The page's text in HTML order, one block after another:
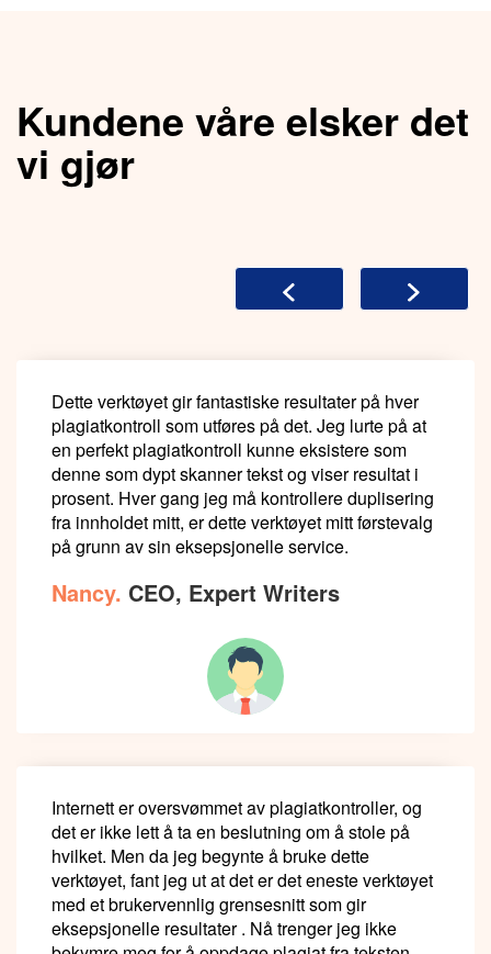
Kundene våre elsker det
vi gjør
Dette verktøyet gir fantastiske resultater på hver
plagiatkontroll som utføres på det. Jeg lurte på at
en perfekt plagiatkontroll kunne eksistere som
denne som dypt skanner tekst og viser resultat i
prosent. Hver gang jeg må kontrollere duplisering
fra innholdet mitt, er dette verktøyet mitt førstevalg
på grunn av sin eksepsjonelle service.
Nancy. CEO, Expert Writers
Internett er oversvømmet av plagiatkontroller, og
det er ikke lett å ta en beslutning om å stole på
hvilket. Men da jeg begynte å bruke dette
verktøyet, fant jeg ut at det er det eneste verktøyet
med et brukervennlig grensesnitt som gir
eksepsjonelle resultater . Nå trenger jeg ikke